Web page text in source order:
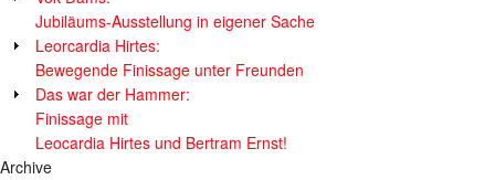
Jubiläums-Ausstellung in eigener Sache
Leorcardia Hirtes:
Bewegende Finissage unter Freunden
Das war der Hammer:
Finissage mit
Leocardia Hirtes und Bertram Ernst!
Archive